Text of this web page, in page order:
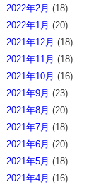
2022年2月 (18)
2022年1月 (20)
2021年12月 (18)
2021年11月 (18)
2021年10月 (16)
2021年9月 (23)
2021年8月 (20)
2021年7月 (18)
2021年6月 (20)
2021年5月 (18)
2021年4月 (16)